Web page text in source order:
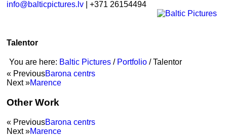
info@balticpictures.lv | +371 26154494
Talentor
You are here: Baltic Pictures / Portfolio /Talentor
« PreviousBarona centrs
Next »Marence
Other Work
« PreviousBarona centrs
Next »Marence